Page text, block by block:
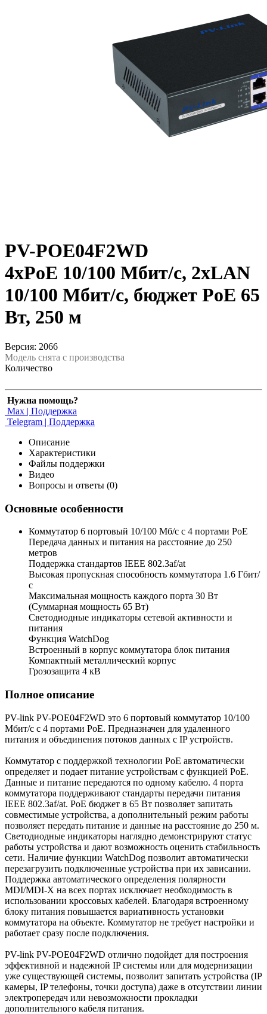
PV-POE04F2WD
4xPoE 10/100 Мбит/c, 2xLAN
10/100 Мбит/c, бюджет PoE 65
Вт, 250 м
Версия: 2066
Модель снята с производства
Количество
Нужна помощь?
Max | Поддержка
Telegram | Поддержка
Описание
Характеристики
Файлы поддержки
Видео
Вопросы и ответы (0)
Основные особенности
Коммутатор 6 портовый 10/100 Мб/с с 4 портами РоЕ
Передача данных и питания на расстояние до 250
метров
Поддержка стандартов IEEE 802.3af/at
Высокая пропускная способность коммутатора 1.6 Гбит/
с
Максимальная мощность каждого порта 30 Вт
(Суммарная мощность 65 Вт)
Светодиодные индикаторы сетевой активности и
питания
Функция WatchDog
Встроенный в корпус коммутатора блок питания
Компактный металлический корпус
Грозозащита 4 кВ
Полное описание
PV-link PV-POE04F2WD это 6 портовый коммутатор 10/100
Мбит/с с 4 портами PoE. Предназначен для удаленного
питания и объединения потоков данных с IP устройств.
Коммутатор с поддержкой технологии PoE автоматически
определяет и подает питание устройствам с функцией РоЕ.
Данные и питание передаются по одному кабелю. 4 порта
коммутатора поддерживают стандарты передачи питания
IEEE 802.3af/at. PoE бюджет в 65 Вт позволяет запитать
совместимые устройства, а дополнительный режим работы
позволяет передать питание и данные на расстояние до 250 м.
Светодиодные индикаторы наглядно демонстрируют статус
работы устройства и дают возможность оценить стабильность
сети. Наличие функции WatchDog позволит автоматически
перезагрузить подключенные устройства при их зависании.
Поддержка автоматического определения полярности
MDI/MDI-X на всех портах исключает необходимость в
использовании кроссовых кабелей. Благодаря встроенному
блоку питания повышается вариативность установки
коммутатора на объекте. Коммутатор не требует настройки и
работает сразу после подключения.
PV-link PV-POE04F2WD отлично подойдет для построения
эффективной и надежной IP системы или для модернизации
уже существующей системы, позволит запитать устройства (IP
камеры, IP телефоны, точки доступа) даже в отсутствии линии
электропередач или невозможности прокладки
дополнительного кабеля питания.